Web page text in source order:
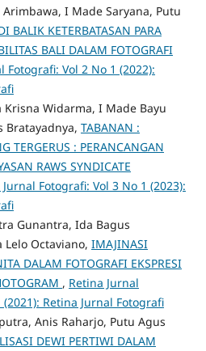
I Made Saryana, Putu
BALIK KETERBATASAN PARA
BALI DALAM FOTOGRAFI
Fotografi: Vol 2 No 1 (2022):
Krisna Widarma, I Made Bayu
Bratayadnya, TABANAN :
TERGERUS : PERANCANGAN
RAWS SYNDICATE
Fotografi: Vol 3 No 1 (2023):
Gunantra, Ida Bagus
Lelo Octaviano, IMAJINASI
DALAM FOTOGRAFI EKSPRESI
, Retina Jurnal
Retina Jurnal Fotografi
Anis Raharjo, Putu Agus
DEWI PERTIWI DALAM